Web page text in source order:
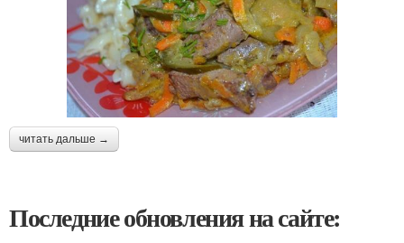
читать дальше →
Последние обновления на сайте: